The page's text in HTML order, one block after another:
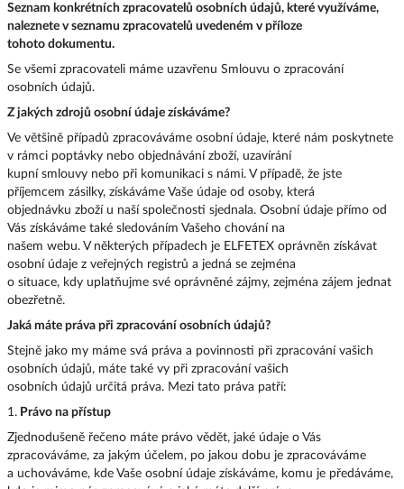
Seznam konkrétních zpracovatelů osobních údajů, které využíváme,
naleznete v seznamu zpracovatelů uvedeném v příloze
tohoto dokumentu.
Se všemi zpracovateli máme uzavřenu Smlouvu o zpracování
osobních údajů.
Z jakých zdrojů osobní údaje získáváme?
Ve většině případů zpracováváme osobní údaje, které nám poskytnete
v rámci poptávky nebo objednávání zboží, uzavírání
kupní smlouvy nebo při komunikaci s námi. V případě, že jste
příjemcem zásilky, získáváme Vaše údaje od osoby, která
objednávku zboží u naší společnosti sjednala. Osobní údaje přímo od
Vás získáváme také sledováním Vašeho chování na
našem webu. V některých případech je ELFETEX oprávněn získávat
osobní údaje z veřejných registrů a jedná se zejména
o situace, kdy uplatňujme své oprávněné zájmy, zejména zájem jednat
obezřetně.
Jaká máte práva při zpracování osobních údajů?
Stejně jako my máme svá práva a povinnosti při zpracování vašich
osobních údajů, máte také vy při zpracování vašich
osobních údajů určitá práva. Mezi tato práva patří:
1. Právo na přístup
Zjednodušeně řečeno máte právo vědět, jaké údaje o Vás
zpracováváme, za jakým účelem, po jakou dobu je zpracováváme
a uchováváme, kde Vaše osobní údaje získáváme, komu je předáváme,